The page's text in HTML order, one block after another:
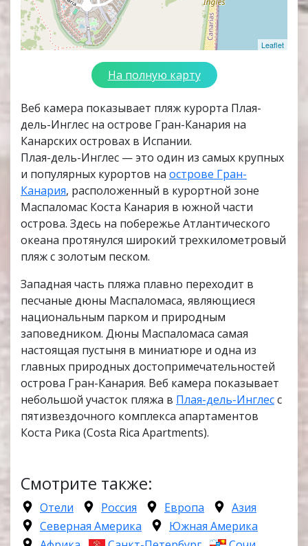
Leaflet
На полную карту
Веб камера показывает пляж курорта Плая-
дель-Инглес на острове Гран-Канария на
Канарских островах в Испании.
Плая-дель-Инглес — это один из самых крупных
и популярных курортов на острове Гран-
Канария, расположенный в курортной зоне
Маспаломас Коста Канария в южной части
острова. Здесь на побережье Атлантического
океана протянулся широкий трехкилометровый
пляж с золотым песком.
Западная часть пляжа плавно переходит в
песчаные дюны Маспаломаса, являющиеся
национальным парком и природным
заповедником. Дюны Маспаломаса самая
настоящая пустыня в миниатюре и одна из
главных природных достопримечательностей
острова Гран-Канария. Веб камера показывает
небольшой участок пляжа в Плая-дель-Инглесс
пятизвездочного комплекса апартаментов
Коста Рика (Costa Rica Apartments).
Смотрите также:
Отели Россия Европа
Азия
Северная Америка
Южная Америка